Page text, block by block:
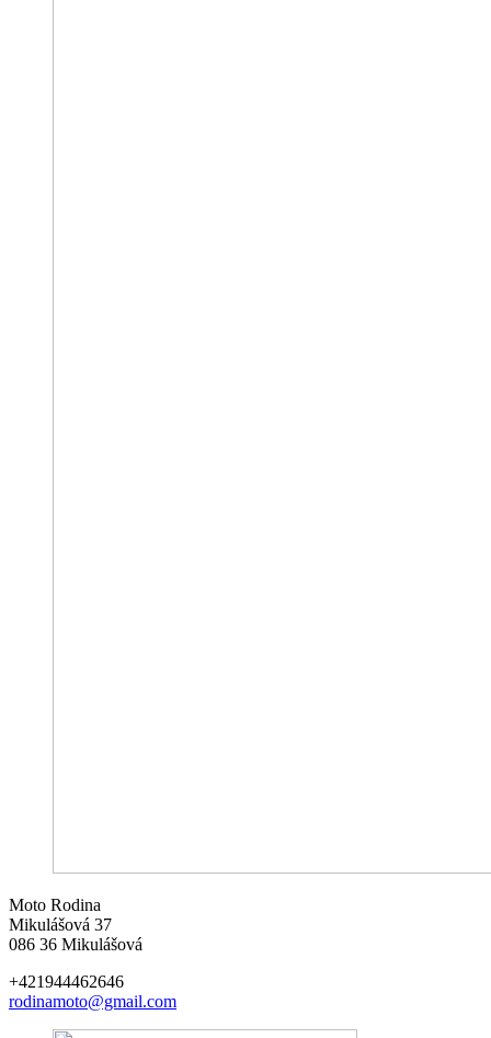
Moto Rodina
Mikulášová 37
086 36 Mikulášová
+421944462646
rodinamoto@gmail.com